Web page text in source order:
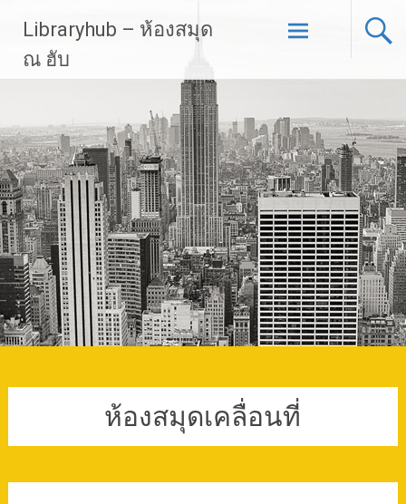
content
Libraryhub – ห้องสมุด
ณ ฮับ
ห้องสมุดเคลื่อนที่